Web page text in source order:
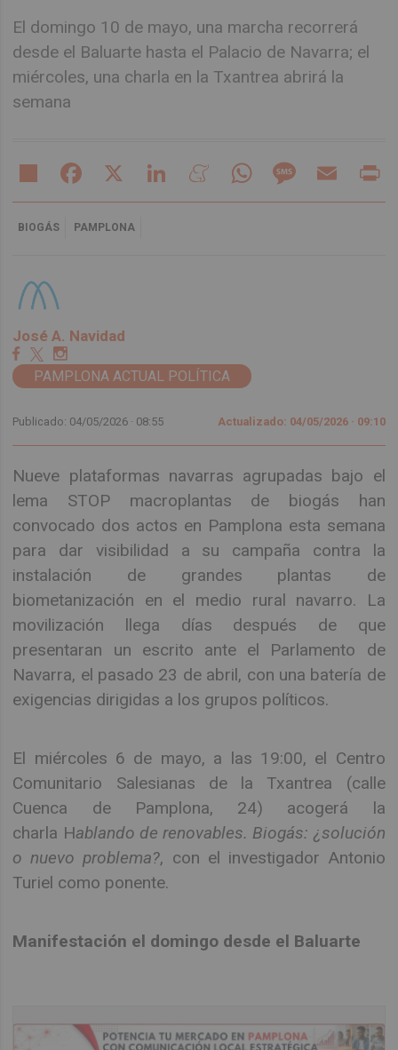
El domingo 10 de mayo, una marcha recorrerá
desde el Baluarte hasta el Palacio de Navarra; el
miércoles, una charla en la Txantrea abrirá la
semana
Share Facebook LinkedIn MeneameWhatsAppMessageEmail
BIOGÁS PAMPLONA
José A. Navidad
PAMPLONA ACTUAL POLÍTICA
Publicado: 04/05/2026 · 08:55 Actualizado: 04/05/2026 · 09:10
Nueve plataformas navarras agrupadas bajo el
lema STOP macroplantas de biogás han
convocado dos actos en Pamplona esta semana
para dar visibilidad a su campaña contra la
instalación de grandes plantas de
biometanización en el medio rural navarro. La
movilización llega días después de que
presentaran un escrito ante el Parlamento de
Navarra, el pasado 23 de abril, con una batería de
exigencias dirigidas a los grupos políticos.
El miércoles 6 de mayo, a las 19:00, el Centro
Comunitario Salesianas de la Txantrea (calle
Cuenca de Pamplona, 24) acogerá la
charla Hablando de renovables. Biogás: ¿solución
o nuevo problema?, con el investigador Antonio
Turiel como ponente.
Manifestación el domingo desde el Baluarte